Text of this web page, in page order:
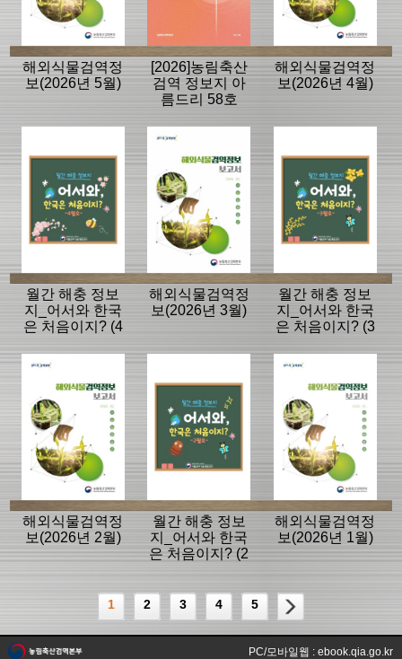
해외식물검역정
보(2026년 5월)
[2026]농림축산
검역 정보지 아
름드리 58호
해외식물검역정
보(2026년 4월)
월간 해충 정보
지_어서와 한국
은 처음이지? (4
해외식물검역정
보(2026년 3월)
월간 해충 정보
지_어서와 한국
은 처음이지? (3
해외식물검역정
보(2026년 2월)
월간 해충 정보
지_어서와 한국
은 처음이지? (2
해외식물검역정
보(2026년 1월)
1 2 3 4 5
PC/모바일웹 : ebook.qia.go.kr